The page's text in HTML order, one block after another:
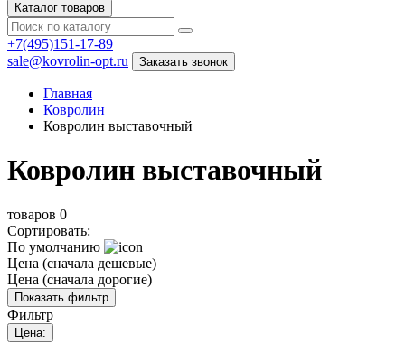
Каталог товаров
+7(495)151-17-89
sale@kovrolin-opt.ru
Заказать звонок
Главная
Ковролин
Ковролин выставочный
Ковролин выставочный
товаров 0
Сортировать:
По умолчанию
Цена (сначала дешевые)
Цена (сначала дорогие)
Показать фильтр
Фильтр
Цена: